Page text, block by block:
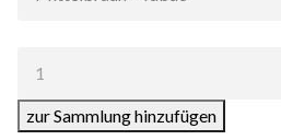
zur Sammlung hinzufügen